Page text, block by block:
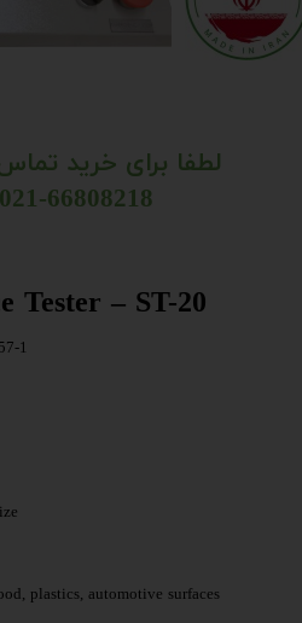
Tester – ST-20
1
plastics, automotive surfaces
لطفا برای خرید